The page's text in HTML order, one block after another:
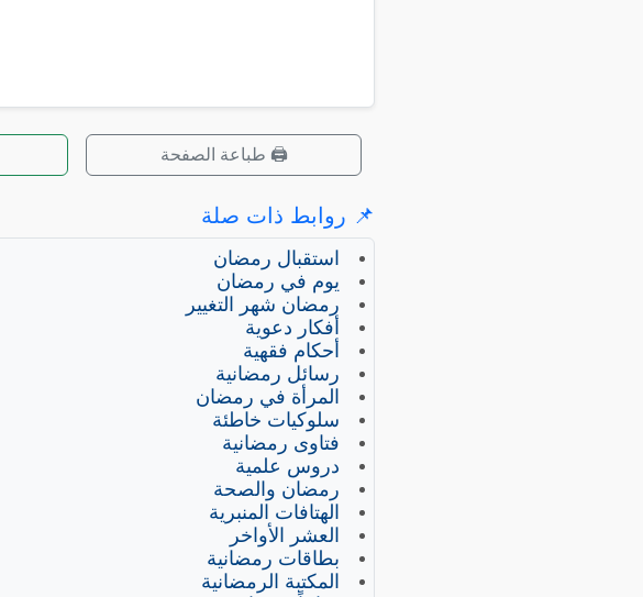
🖨️ طباعة الصفحة
📌 روابط ذات صلة
استقبال رمضان
يوم في رمضان
رمضان شهر التغيير
أفكار دعوية
أحكام فقهية
رسائل رمضانية
المرأة في رمضان
سلوكيات خاطئة
فتاوى رمضانية
دروس علمية
رمضان والصحة
الهتافات المنبرية
العشر الأواخر
بطاقات رمضانية
المكتبة الرمضانية